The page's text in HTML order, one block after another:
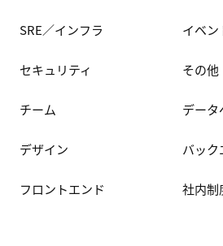
SRE／インフラ イベン
セキュリティ その他
チーム データ
デザイン バック
フロントエンド 社内制